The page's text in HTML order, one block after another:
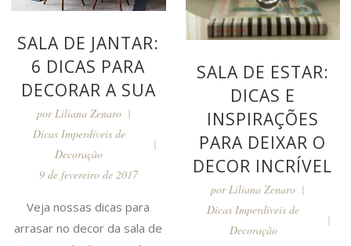
SALA DE JANTAR:
6 DICAS PARA
DECORAR A SUA
por Liliana Zenaro
Dicas Imperdíveis de
Decoração
9 de fevereiro de 2017
Veja nossas dicas para
arrasar no decor da sala de
SALA DE ESTAR:
DICAS E
INSPIRAÇÕES
PARA DEIXAR O
DECOR INCRÍVEL
por Liliana Zenaro
Dicas Imperdíveis de
Decoração